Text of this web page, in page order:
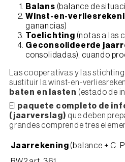
Balans (balance de
Winst-en-
ganancias)
Toelichting (notas a las
Geconsolideerde
consolidadas), cuando
Las cooperativas y las
sustituir la winst-en-
baten en lasten (estado de
El paquete completo de
(jaarverslag) que deben
grandes comprende tres
Jaarrekening (balance + C.